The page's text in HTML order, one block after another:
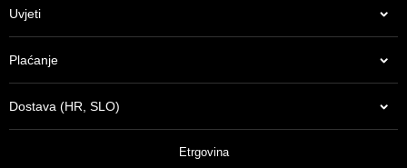
Uvjeti
Plaćanje
Dostava (HR, SLO)
Etrgovina